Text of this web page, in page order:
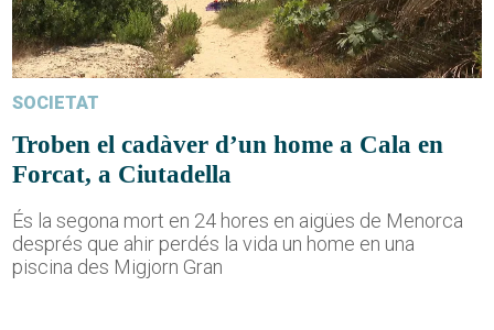
SOCIETAT
Troben el cadàver d’un home a Cala en
Forcat, a Ciutadella
És la segona mort en 24 hores en aigües de Menorca
després que ahir perdés la vida un home en una
piscina des Migjorn Gran